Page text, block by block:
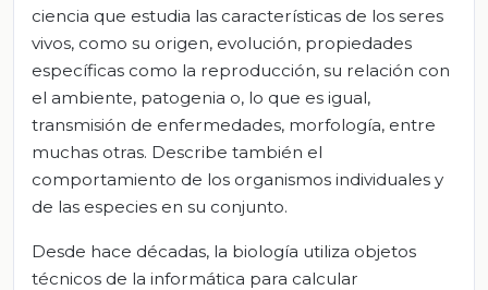
ciencia que estudia las características de los seres
vivos, como su origen, evolución, propiedades
específicas como la reproducción, su relación con
el ambiente, patogenia o, lo que es igual,
transmisión de enfermedades, morfología, entre
muchas otras. Describe también el
comportamiento de los organismos individuales y
de las especies en su conjunto.
Desde hace décadas, la biología utiliza objetos
técnicos de la informática para calcular